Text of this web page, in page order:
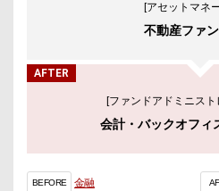
[アセットマネ
不動産ファ
AFTER
[ファンドアドミニス
会計・バックオフィ
BEFORE 金融